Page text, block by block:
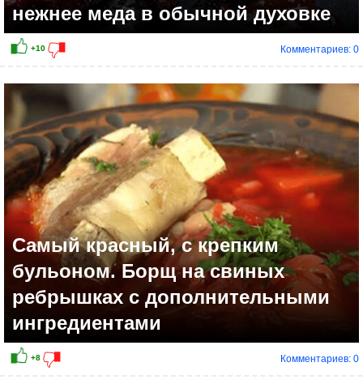
нежнее меда в обычной духовке
Комментариев: 0
Самый красный, с крепким
бульоном. Борщ на свиных
ребрышках с дополнительными
ингредиентами
Комментариев: 0